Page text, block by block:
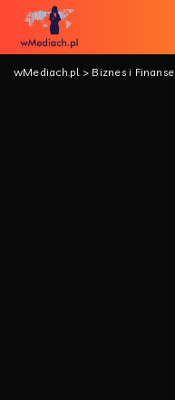
wMediach.pl> Biznes i Finanse